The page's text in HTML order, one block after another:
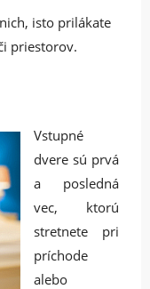
isto prilákate
priestorov.
Vstupné
dvere sú prvá
a posledná
vec, ktorú
stretnete pri
príchode
alebo